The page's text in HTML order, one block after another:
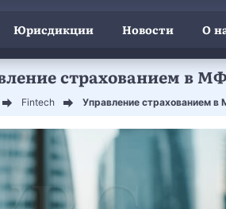
Юрисдикции Новости О
страхованием в
Fintech Управление страхованием